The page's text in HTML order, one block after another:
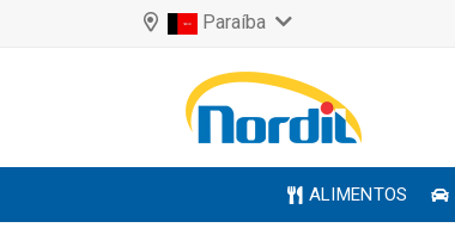
Paraíba
ALIMENTOS